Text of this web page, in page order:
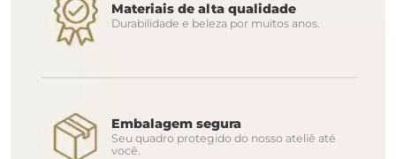
Materiais de alta qualidade
Durabilidade e beleza por muitos anos.
Embalagem segura
Seu quadro protegido do nosso ateliê até
você.